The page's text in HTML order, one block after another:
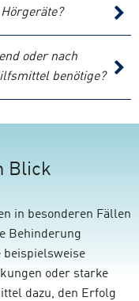
oder nach
benötige?
Blick
in besonderen Fällen
Behinderung
beispielsweise
oder starke
dazu, den Erfolg